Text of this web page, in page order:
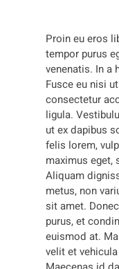
Proin eu eros
tempor purus
venenatis. In a
Fusce eu nisi
consectetur
ligula.
ut ex dapibus
felis lorem,
maximus eget,
Aliquam
metus, non
sit amet.
purus, et
euismod at.
velit et